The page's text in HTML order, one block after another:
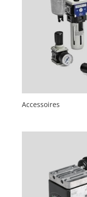
Accessoires